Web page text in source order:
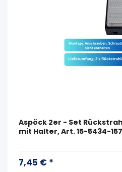
Aspöck 2er - Set
mit Halter, Art. 15-5434-157
7,45 € *